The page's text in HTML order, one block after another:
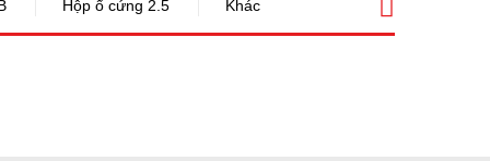
Hộp ổ cứng 2.5 Khác